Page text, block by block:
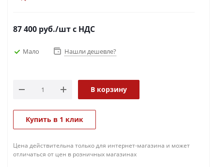
87 400 руб./штс НДС
Мало Нашли дешевле?
В корзину
Купить в 1 клик
Цена действительна только для интернет-магазина и может
отличаться от цен в розничных магазинах